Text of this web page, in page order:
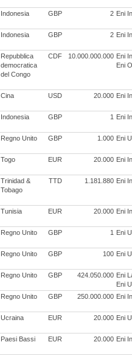
Indonesia GBP 2 Eni
Indonesia GBP 2 Eni
Repubblica
democratica
del Congo
CDF 10.000.000.000 Eni
Eni
Cina USD 20.000 Eni
Indonesia GBP 1 Eni
Regno Unito GBP 1.000 Eni
Togo EUR 20.000 Eni
Trinidad &
Tobago
TTD 1.181.880 Eni
Tunisia EUR 20.000 Eni
Regno Unito GBP 1 Eni
Regno Unito GBP 100 Eni
Regno Unito GBP 424.050.000 Eni
Eni
Regno Unito GBP 250.000.000 Eni
Ucraina EUR 20.000 Eni
Paesi Bassi EUR 20.000 Eni